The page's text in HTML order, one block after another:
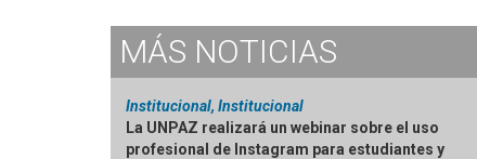
MÁS NOTICIAS
Institucional, Institucional
La UNPAZ realizará un webinar sobre el uso
profesional de Instagram para estudiantes y